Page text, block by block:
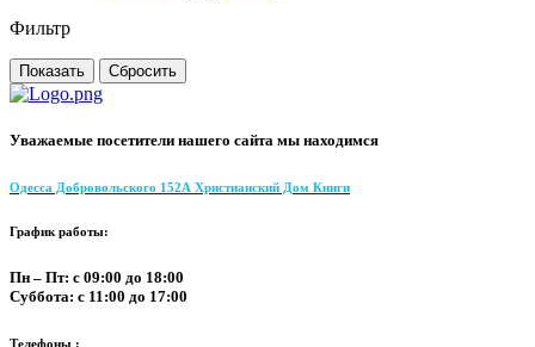
Фильтр
Уважаемые посетители нашего сайта мы находимся
Одесса Добровольского 152А Христианский Дом Книги
График работы:
Пн – Пт: с 09:00 до 18:00
Суббота: с 11:00 до 17:00
Телефоны :